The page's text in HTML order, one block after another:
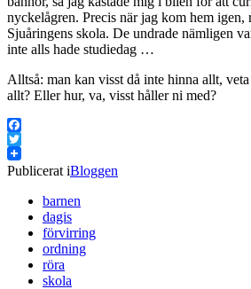
nyckelågren. Precis när jag kom hem igen,
Sjuåringens skola. De undrade nämligen
inte alls hade studiedag …
Alltså: man kan visst då inte hinna allt,
allt? Eller hur, va, visst håller ni med?
Facebook
Twitter
Publicerat iBloggen
barnen
dagis
förvirring
ordning
röra
skola